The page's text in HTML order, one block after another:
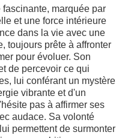
marquée par
et une force intérieure
dans la vie avec une
toujours prête à affronter
pour évoluer. Son
de percevoir ce qui
lui conférant un mystère
vibrante et d'un
pas à affirmer ses
audace. Sa volonté
permettent de surmonter